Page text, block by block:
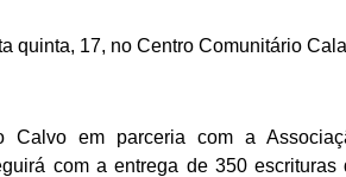
quinta, 17, no Centro Comunitário
Calvo em parceria com a
com a entrega de 350